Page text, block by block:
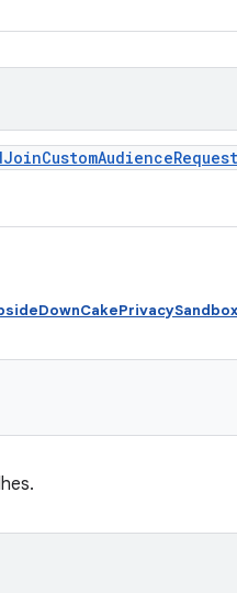
JoinCustomAudienceRequest